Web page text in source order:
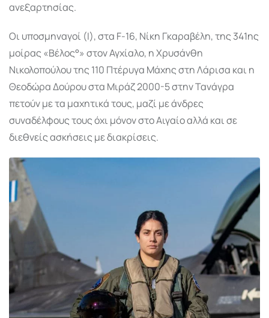
ανεξαρτησίας.
Οι υποσμηναγοί (Ι), στα F-16, Νίκη Γκαραβέλη, της 341ης
μοίρας «Βέλος°» στον Αγχίαλο, η Χρυσάνθη
Νικολοπούλου της 110 Πτέρυγα Μάχης στη Λάρισα και η
Θεοδώρα Δούρου στα Μιράζ 2000-5 στην Τανάγρα
πετούν με τα μαχητικά τους, μαζί με άνδρες
συναδέλφους τους όχι μόνον στο Αιγαίο αλλά και σε
διεθνείς ασκήσεις με διακρίσεις.